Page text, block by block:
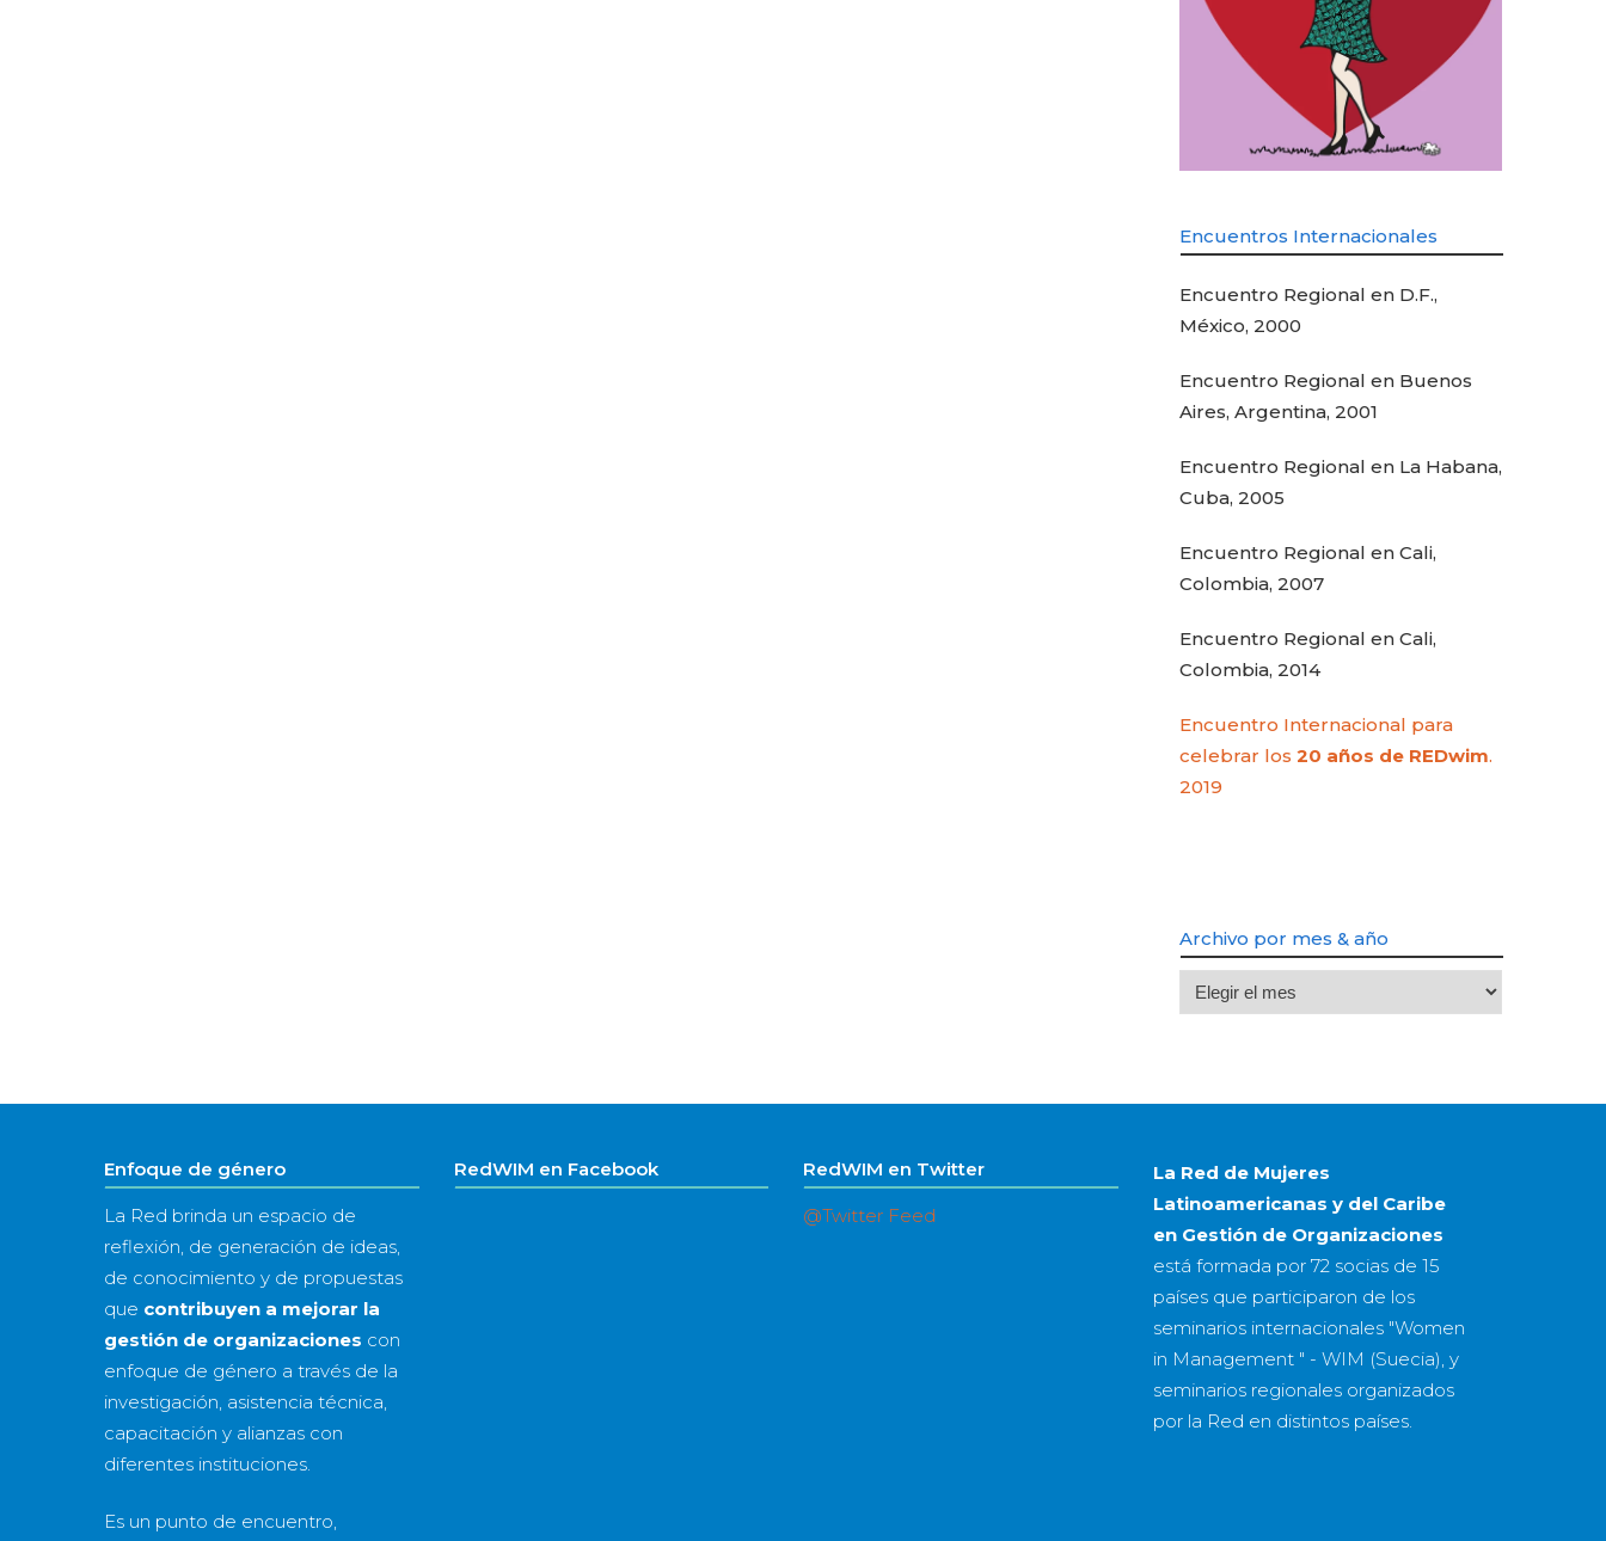
Encuentros Internacionales
Encuentro Regional en D.F.,
México, 2000
Encuentro Regional en Buenos
Aires, Argentina, 2001
Encuentro Regional en La Habana,
Cuba, 2005
Encuentro Regional en Cali,
Colombia, 2007
Encuentro Regional en Cali,
Colombia, 2014
Encuentro Internacional para
celebrar los 20 años de REDwim.
2019
Archivo por mes & año
Archivo
por
año
Enfoque de género
La Red brinda un espacio de
reflexión, de generación de ideas,
de conocimiento y de propuestas
que contribuyen a mejorar la
gestión de organizaciones con
enfoque de género a través de la
investigación, asistencia técnica,
capacitación y alianzas con
diferentes instituciones.
Es un punto de encuentro,
RedWIM en Facebook RedWIM en Twitter
@Twitter Feed
La Red de Mujeres
Latinoamericanas y del Caribe
en Gestión de Organizaciones
está formada por 72 sociasde 15
paísesque participaron de los
seminarios internacionales "Women
in Management " - WIM (Suecia), y
seminarios regionales organizados
por la Red en distintos países.